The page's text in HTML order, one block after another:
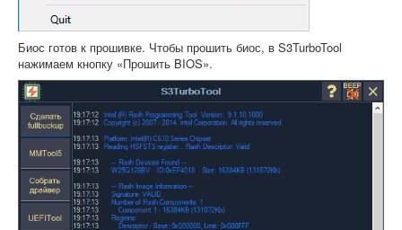
Биос готов к прошивке. Чтобы прошить биос, в S3TurboTool
нажимаем кнопку «Прошить BIOS».